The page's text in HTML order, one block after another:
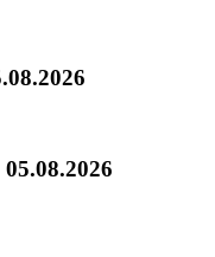
05.08.2026